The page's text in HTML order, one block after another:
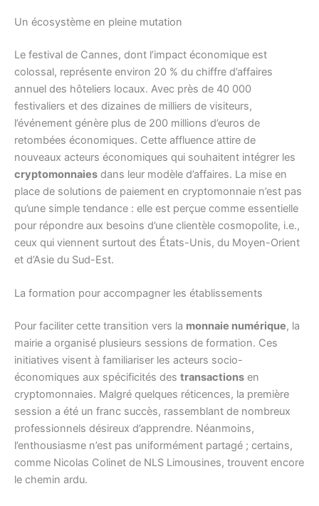
Un écosystème en pleine mutation
Le festival de Cannes, dont l’impact économique est
colossal, représente environ 20 % du chiffre d’affaires
annuel des hôteliers locaux. Avec près de 40 000
festivaliers et des dizaines de milliers de visiteurs,
l’événement génère plus de 200 millions d’euros de
retombées économiques. Cette affluence attire de
nouveaux acteurs économiques qui souhaitent intégrer les
cryptomonnaies dans leur modèle d’affaires. La mise en
place de solutions de paiement en cryptomonnaie n’est pas
qu’une simple tendance : elle est perçue comme essentielle
pour répondre aux besoins d’une clientèle cosmopolite, i.e.,
ceux qui viennent surtout des États-Unis, du Moyen-Orient
et d’Asie du Sud-Est.
La formation pour accompagner les établissements
Pour faciliter cette transition vers la monnaie numérique, la
mairie a organisé plusieurs sessions de formation. Ces
initiatives visent à familiariser les acteurs socio-
économiques aux spécificités des transactions en
cryptomonnaies. Malgré quelques réticences, la première
session a été un franc succès, rassemblant de nombreux
professionnels désireux d’apprendre. Néanmoins,
l’enthousiasme n’est pas uniformément partagé ; certains,
comme Nicolas Colinet de NLS Limousines, trouvent encore
le chemin ardu.